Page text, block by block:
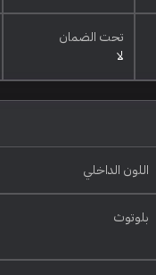
تحت الضمان
لا
اللون الداخلي
بلوتوث